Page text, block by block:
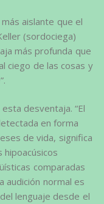
aislante que el
(sordociega)
más profunda que
ciego de las cosas y
desventaja. “El
en forma
de vida, significa
comparadas
audición normal es
lenguaje desde el